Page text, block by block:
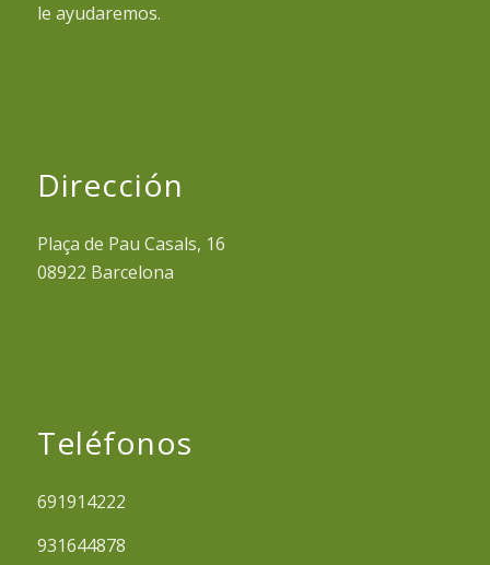
le ayudaremos.
Dirección
Plaça de Pau Casals, 16
08922 Barcelona
Teléfonos
691914222
931644878